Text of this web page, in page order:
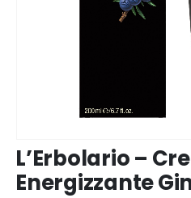
L’Erbolario –
Energizzante